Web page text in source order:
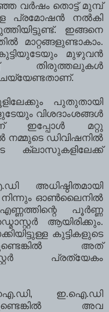
വര്‍ഷം തൊട്ട് മുമ്പ്
പ്രമോഷന്‍ നല്‍കി
ഇങ്ങനെ
മാറ്റങ്ങളുണ്ടാകാം.
മുഴുവന്‍
തിരുത്തലുകള്‍
പുതുതായി
വിശദാംശങ്ങള്‍
ഇപ്പോള്‍ മറ്റു
നമ്മുടെ ഡിവിഷനില്‍
ക്ലാസുകളിലേക്ക്
അധിഷ്ഠിതമായി
നിന്നും ഓണ്‍ലൈനില്‍
പൂര്‍ണ്ണ
ആയിരിക്കും.
കുട്ടികളുടെ
അത്
പ്രത്യേകം
ഇ.ഐ.ഡി
അവ